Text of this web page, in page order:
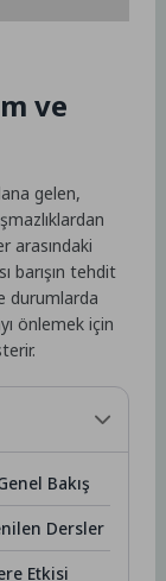
ve
gelen,
arasındaki
barışın tehdit
durumlarda
önlemek için
Bakış
Dersler
Etkisi